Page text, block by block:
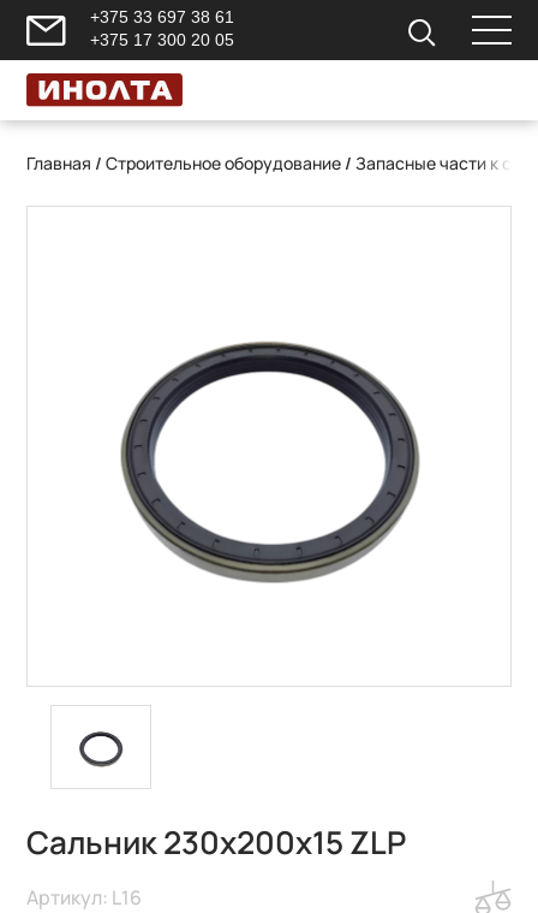
+375 33 697 38 61
+375 17 300 20 05
Главная /Строительное оборудование /Запасные части к
Сальник 230х200х15 ZLP
Артикул: L16